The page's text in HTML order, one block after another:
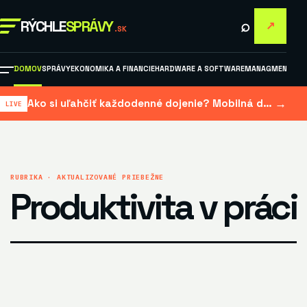
RÝCHLESPRÁVY .SK ⌕ ↗
DOMOVSPRÁVYEKONOMIKA A FINANCIEHARDWARE A SOFTWAREMANAGMENT A
Ako si uľahčiť každodenné dojenie? Mobilná dojačka šetrí čas aj námahu →
RUBRIKA · AKTUALIZOVANÉ PRIEBEŽNE
Produktivita v práci